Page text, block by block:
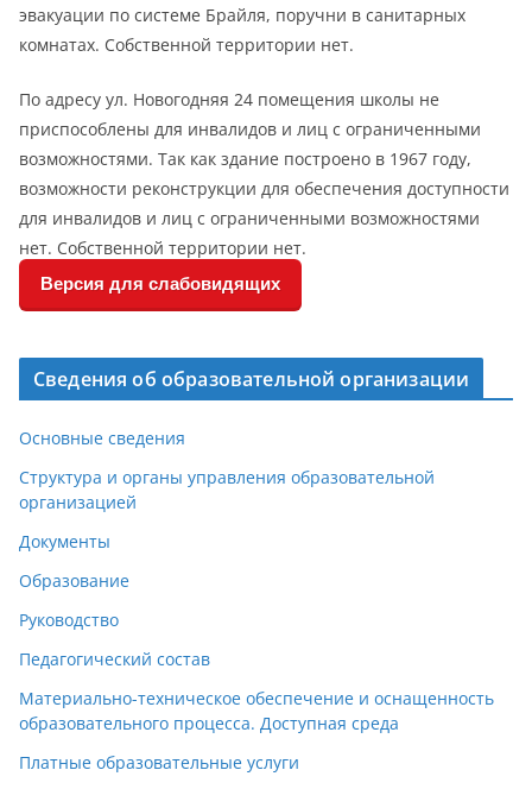
эвакуации по системе Брайля, поручни в санитарных
комнатах. Собственной территории нет.
По адресу ул. Новогодняя 24 помещения школы не
приспособлены для инвалидов и лиц с ограниченными
возможностями. Так как здание построено в 1967 году,
возможности реконструкции для обеспечения доступности
для инвалидов и лиц с ограниченными возможностями
нет. Собственной территории нет.
Версия для слабовидящих
Сведения об образовательной организации
Основные сведения
Структура и органы управления образовательной
организацией
Документы
Образование
Руководство
Педагогический состав
Материально-техническое обеспечение и оснащенность
образовательного процесса. Доступная среда
Платные образовательные услуги